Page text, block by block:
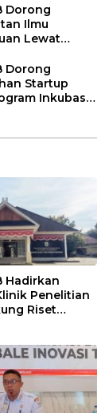
Dorong
Ilmu
Lewat
Dorong
Startup
Inkubasi
Hadirkan
Penelitian
Riset